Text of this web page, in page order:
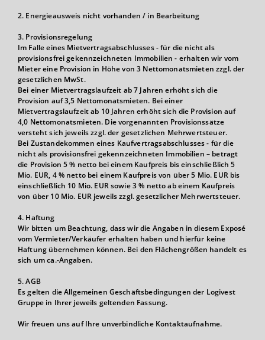
2. Energieausweis nicht vorhanden / in Bearbeitung
3. Provisionsregelung
Im Falle eines Mietvertragsabschlusses - für die nicht als
provisionsfrei gekennzeichneten Immobilien - erhalten wir vom
Mieter eine Provision in Höhe von 3 Nettomonatsmieten zzgl. der
gesetzlichen MwSt.
Bei einer Mietvertragslaufzeit ab 7 Jahren erhöht sich die
Provision auf 3,5 Nettomonatsmieten. Bei einer
Mietvertragslaufzeit ab 10 Jahren erhöht sich die Provision auf
4,0 Nettomonatsmieten. Die vorgenannten Provisionssätze
versteht sich jeweils zzgl. der gesetzlichen Mehrwertsteuer.
Bei Zustandekommen eines Kaufvertragsabschlusses - für die
nicht als provisionsfrei gekennzeichneten Immobilien – betragt
die Provision 5 % netto bei einem Kaufpreis bis einschließlich 5
Mio. EUR, 4 % netto bei einem Kaufpreis von über 5 Mio. EUR bis
einschließlich 10 Mio. EUR sowie 3 % netto ab einem Kaufpreis
von über 10 Mio. EUR jeweils zzgl. gesetzlicher Mehrwertsteuer.
4. Haftung
Wir bitten um Beachtung, dass wir die Angaben in diesem Exposé
vom Vermieter/Verkäufer erhalten haben und hierfür keine
Haftung übernehmen können. Bei den Flächengrößen handelt es
sich um ca.-Angaben.
5. AGB
Es gelten die Allgemeinen Geschäftsbedingungen der Logivest
Gruppe in Ihrer jeweils geltenden Fassung.
Wir freuen uns auf Ihre unverbindliche Kontaktaufnahme.